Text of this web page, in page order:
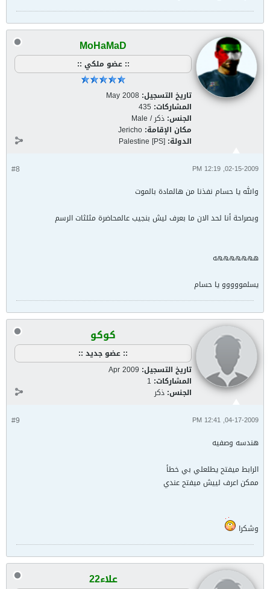
MoHaMaD
:: عضو ملكي ::
تاريخ التسجيل: May 2008
المشاركات: 435
الجنس: ذكر / Male
مكان الإقامة: Jericho
الدولة: Palestine [PS]
#8 02-15-2009, 12:19 PM
والله يا حسام نفذنا من هالمادة بالموت
وبصراحة أنا لحد الان ما بعرف ليش بنجيب عالمحاضرة مثلثات الرسم
هههههههه
يسلمووووو يا حسام
كوكو
:: عضو جديد ::
تاريخ التسجيل: Apr 2009
المشاركات: 1
الجنس: ذكر
#9 04-17-2009, 12:41 PM
هندسه وصفيه
الرابط ميفتح يطلعلي بي خطأ
ممكن اعرف لييش ميفتح عندي
وشكرا
علاء22